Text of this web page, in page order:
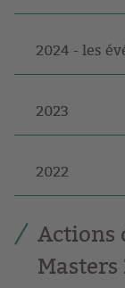
2024 - les
2023
2022
Actions
Masters